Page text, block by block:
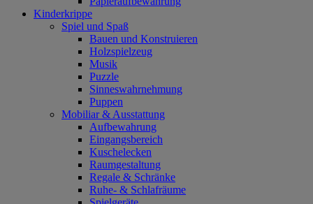
Kinderkrippe
Spiel und Spaß
Bauen und Konstruieren
Holzspielzeug
Musik
Puzzle
Sinneswahrnehmung
Puppen
Mobiliar & Ausstattung
Aufbewahrung
Eingangsbereich
Kuschelecken
Raumgestaltung
Regale & Schränke
Ruhe- & Schlafräume